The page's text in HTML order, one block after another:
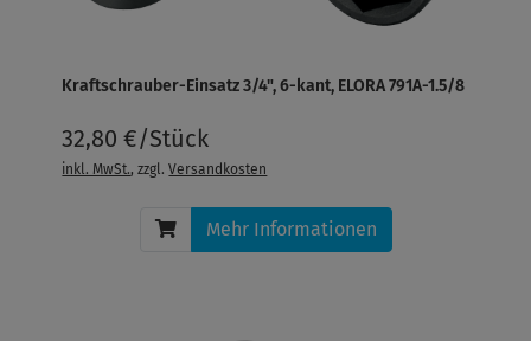
Kraftschrauber-Einsatz 3/4", 6-kant, ELORA 791A-1.5/8
32,80 €/Stück
inkl. MwSt., zzgl.Versandkosten
Mehr Informationen